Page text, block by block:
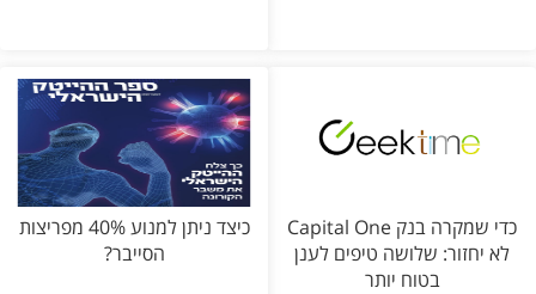
כדי שמקרה בנק Capital One
לא יחזור: שלושה טיפים לענן
בטוח יותר
כיצד ניתן למנוע 40% מפריצות
הסייבר?